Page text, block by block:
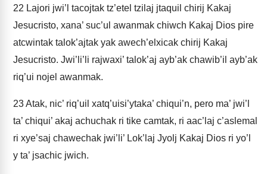
22 Lajori jwi’l tacojtak tz’etel tzilaj jtaquil chirij Kakaj
Jesucristo, xana’ suc’ul awanmak chiwch Kakaj Dios pire
atcwintak talok’ajtak yak awech’elxicak chirij Kakaj
Jesucristo. Jwi’li’li rajwaxi’ talok’aj ayb’ak chawib’il ayb’ak
riq’ui nojel awanmak.
23Atak, nic’ riq’uil xatq’uisi’ytaka’ chiqui’n, pero ma’ jwi’l
ta’ chiqui’ akaj achuchak ri tike camtak, ri aac’laj c’aslemal
ri xye’saj chawechak jwi’li’ Lok’laj Jyolj Kakaj Dios ri yo’l
y ta’ jsachic jwich.